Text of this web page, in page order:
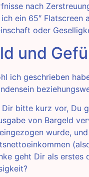
nach
ich ein 65″
oder
und
ich geschrieben
Dir bitte kurz vor, Du
von Bargeld
wurde,
geht Dir als erstes